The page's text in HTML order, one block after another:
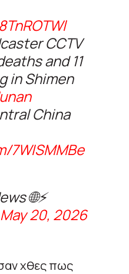
CCTV
and 11
in Shimen
China
7WISMMBe
🌐⚡️
May 20, 2026
χθες πως